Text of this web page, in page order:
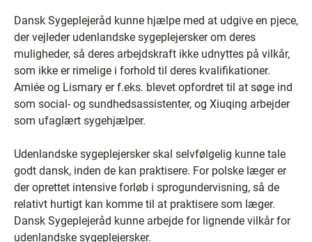
Dansk Sygeplejeråd kunne hjælpe med at udgive en pjece,
der vejleder udenlandske sygeplejersker om deres
muligheder, så deres arbejdskraft ikke udnyttes på vilkår,
som ikke er rimelige i forhold til deres kvalifikationer.
Amiée og Lismary er f.eks. blevet opfordret til at søge ind
som social- og sundhedsassistenter, og Xiuqing arbejder
som ufaglært sygehjælper.
Udenlandske sygeplejersker skal selvfølgelig kunne tale
godt dansk, inden de kan praktisere. For polske læger er
der oprettet intensive forløb i sprogundervisning, så de
relativt hurtigt kan komme til at praktisere som læger.
Dansk Sygeplejeråd kunne arbejde for lignende vilkår for
udenlandske sygeplejersker.